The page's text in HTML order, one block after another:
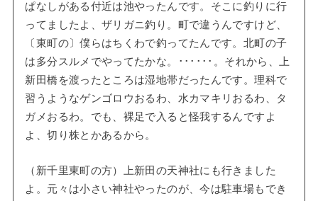
ぱなしがある付近は池やったんです。そこに釣りに行
ってましたよ、ザリガニ釣り。町で違うんですけど、
〔東町の〕僕らはちくわで釣ってたんです。北町の子
は多分スルメでやってたかな。･･････。それから、上
新田橋を渡ったところは湿地帯だったんです。理科で
習うようなゲンゴロウおるわ、水カマキリおるわ、タ
ガメおるわ。でも、裸足で入ると怪我するんですよ
よ、切り株とかあるから。
（新千里東町の方）上新田の天神社にも行きました
よ。元々は小さい神社やったのが、今は駐車場もでき